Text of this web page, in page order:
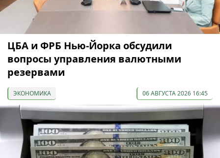
ЦБА и ФРБ Нью-Йорка обсудили
вопросы управления валютными
резервами
ЭКОНОМИКА 06 АВГУСТА 2026 16:45